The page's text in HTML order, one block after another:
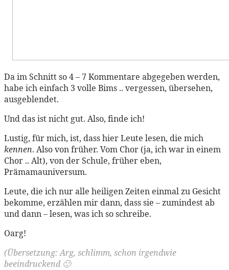
Da im Schnitt so 4 – 7 Kommentare abgegeben werden,
habe ich einfach 3 volle Bims .. vergessen, übersehen,
ausgeblendet.
Und das ist nicht gut. Also, finde ich!
Lustig, für mich, ist, dass hier Leute lesen, die mich
kennen. Also von früher. Vom Chor (ja, ich war in einem
Chor .. Alt), von der Schule, früher eben,
Prämamauniversum.
Leute, die ich nur alle heiligen Zeiten einmal zu Gesicht
bekomme, erzählen mir dann, dass sie – zumindest ab
und dann – lesen, was ich so schreibe.
Oarg!
(Übersetzung: Arg, schlimm, schon irgendwie
beeindruckend 🙂